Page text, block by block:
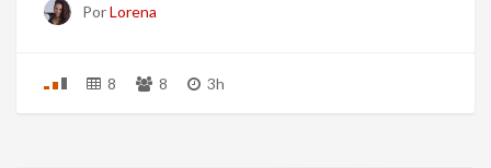
PorLorena
8 8 3h